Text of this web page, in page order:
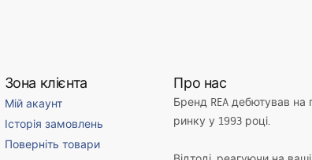
Зона клієнта
Мій акаунт
Історія замовлень
Поверніть товари
Про нас
Бренд REA дебютував на
ринку у 1993 році.